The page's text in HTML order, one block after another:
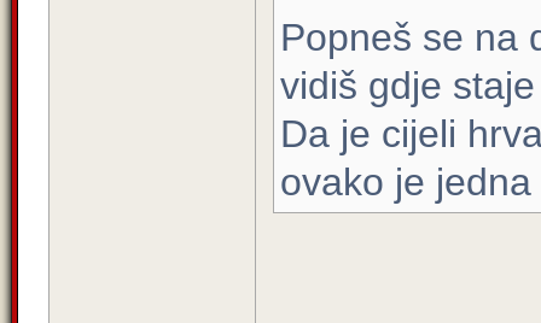
Popneš se na
vidiš gdje
Da je cijeli
ovako je